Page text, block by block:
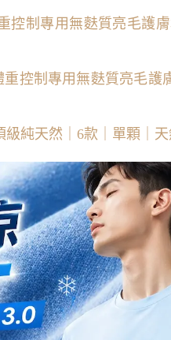
控制專用無麩質亮毛護
重控制專用無麩質亮毛護
純天然｜6款｜單顆｜